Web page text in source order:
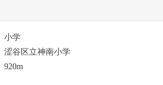
小学
涩谷区立神南小学
920m